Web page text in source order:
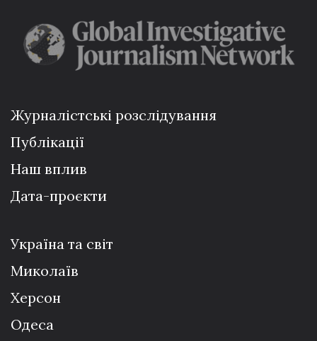
Журналістські розслідування
Публікації
Наш вплив
Дата-проєкти
Україна та світ
Миколаїв
Херсон
Одеса